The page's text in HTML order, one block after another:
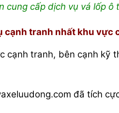
cung cấp dịch vụ vá lốp
cạnh tranh nhất khu vực
cạnh tranh, bên cạnh kỹ
đã tích